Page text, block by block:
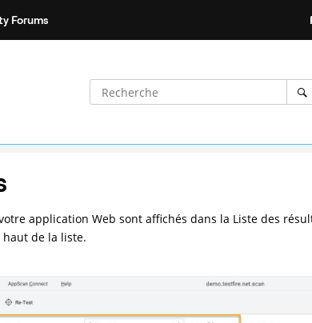
Forums
application Web sont affichés dans la Liste des
de la liste.